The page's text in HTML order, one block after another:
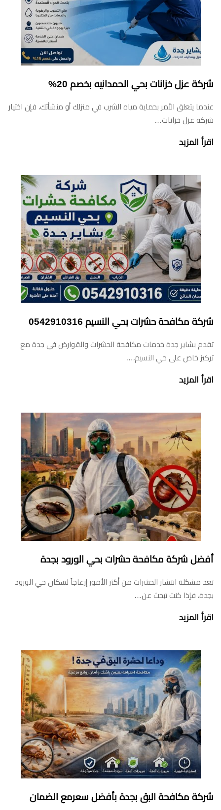
شركة عزل خزانات بحي الحمدانيه بخصم 20%
عندما يتعلق الأمر بحماية مياه الشرب في منزلك أو منشأتك، فإن اختيار
شركة عزل خزانات…
اقرأ المزيد
شركة مكافحة حشرات بحي النسيم 0542910316
تقدم بشاير جدة خدمات مكافحة الحشرات والقوارض في جدة مع
تركيز خاص على حي النسيم،…
اقرأ المزيد
أفضل شركة مكافحة حشرات بحي الورود بجدة
تعد مشكلة انتشار الحشرات من أكثر الأمور إزعاجاً لسكان حي الورود
بجدة، فإذا كنت تبحث عن…
اقرأ المزيد
شركة مكافحة البق بجدة بأفضل سعرمع الضمان